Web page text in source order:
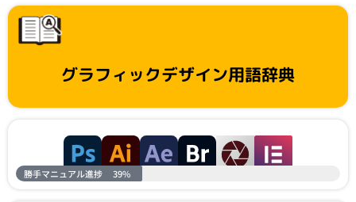
グラフィックデザイン用語辞典
勝手マニュアル進捗 39%